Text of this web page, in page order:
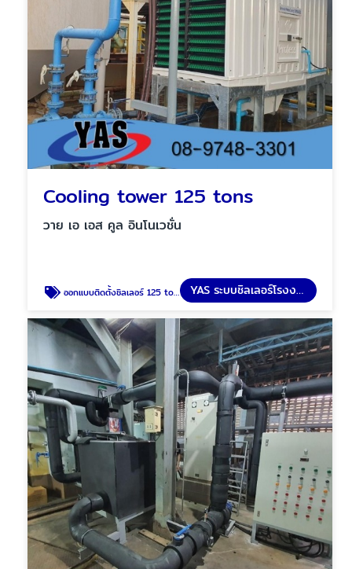
Cooling tower 125 tons
วาย เอ เอส คูล อินโนเวชั่น
ออกแบบติดตั้งชิลเลอร์ 125 tons YAS ระบบชิลเลอร์โรงงาน